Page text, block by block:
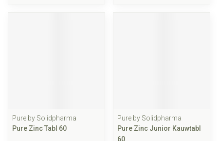
Pure by Solidpharma
Pure Zinc Tabl 60
Pure by Solidpharma
Pure Zinc Junior Kauwtabl
60